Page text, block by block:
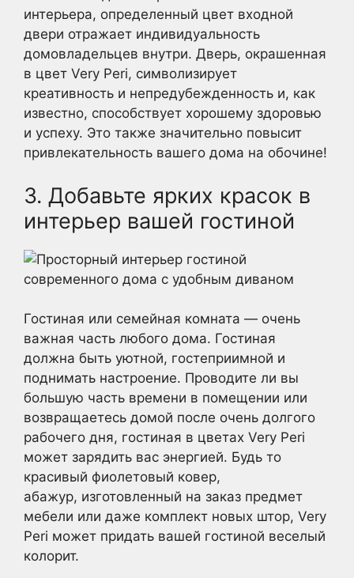
интерьера, определенный цвет входной
двери отражает индивидуальность
домовладельцев внутри. Дверь, окрашенная
в цвет Very Peri, символизирует
креативность и непредубежденность и, как
известно, способствует хорошему здоровью
и успеху. Это также значительно повысит
привлекательность вашего дома на обочине!
3. Добавьте ярких красок в
интерьер вашей гостиной
Гостиная или семейная комната — очень
важная часть любого дома. Гостиная
должна быть уютной, гостеприимной и
поднимать настроение. Проводите ли вы
большую часть времени в помещении или
возвращаетесь домой после очень долгого
рабочего дня, гостиная в цветах Very Peri
может зарядить вас энергией. Будь то
красивый фиолетовый ковер,
абажур, изготовленный на заказ предмет
мебели или даже комплект новых штор, Very
Peri может придать вашей гостиной веселый
колорит.